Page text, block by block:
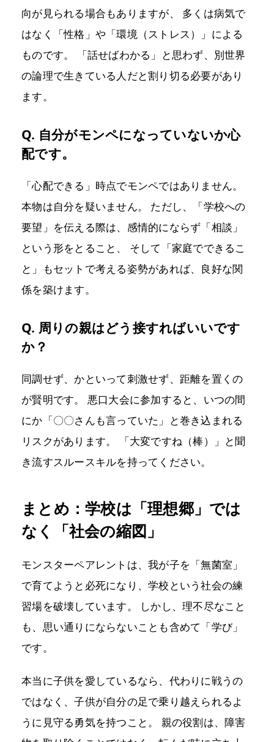
向が見られる場合もありますが、 多くは病気で
はなく「性格」や「環境（ストレス）」による
ものです。 「話せばわかる」と思わず、別世界
の論理で生きている人だと割り切る必要があり
ます。
Q. 自分がモンペになっていないか心
配です。
「心配できる」時点でモンペではありません。
本物は自分を疑いません。 ただし、「学校への
要望」を伝える際は、感情的にならず「相談」
という形をとること、 そして「家庭でできるこ
と」もセットで考える姿勢があれば、良好な関
係を築けます。
Q. 周りの親はどう接すればいいです
か？
同調せず、かといって刺激せず、距離を置くの
が賢明です。 悪口大会に参加すると、いつの間
にか「〇〇さんも言っていた」と巻き込まれる
リスクがあります。 「大変ですね（棒）」と聞
き流すスルースキルを持ってください。
まとめ：学校は「理想郷」では
なく「社会の縮図」
モンスターペアレントは、我が子を「無菌室」
で育てようと必死になり、学校という社会の練
習場を破壊しています。 しかし、理不尽なこと
も、思い通りにならないことも含めて「学び」
です。
本当に子供を愛しているなら、代わりに戦うの
ではなく、子供が自分の足で乗り越えられるよ
うに見守る勇気を持つこと。 親の役割は、障害